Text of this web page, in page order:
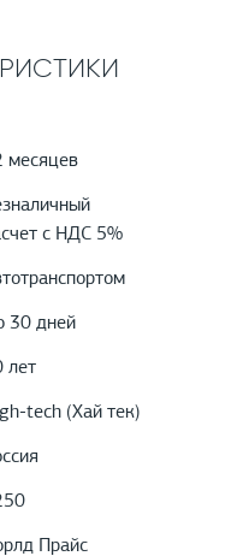
месяцев
с НДС 5%
30 дней
лет
tech (Хай тек)
Прайс